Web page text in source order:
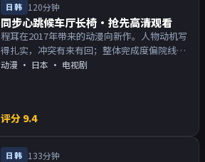
日韩 120分钟
同步心跳候车厅长椅·抢先高清观看
程耳在2017年带来的动漫向新作。人物动机写
得扎实，冲突有来有回；整体完成度偏院线质
感。主演以演技派为主，适合喜欢强叙事与人
动漫 · 日本 · 电视剧
评分 9.4
日韩 133分钟